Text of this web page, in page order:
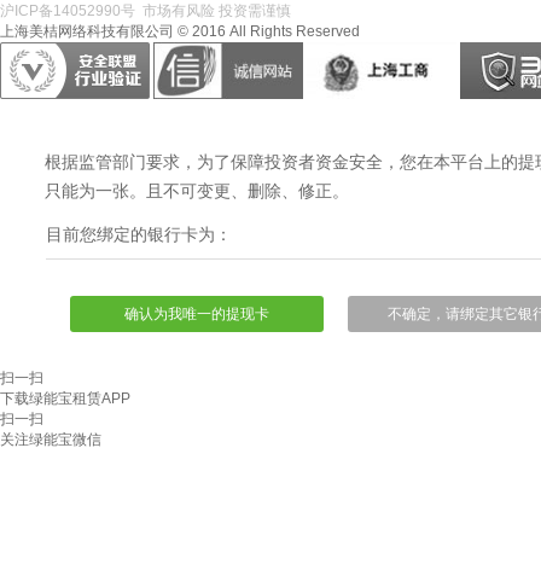
沪ICP备14052990号 市场有风险 投资需谨慎
上海美桔网络科技有限公司 © 2016 All Rights Reserved
根据监管部门要求，为了保障投资者资金安全，您在本平台上的提
只能为一张。且不可变更、删除、修正。
目前您绑定的银行卡为：
确认为我唯一的提现卡 不确定，请绑定其它银
扫一扫
下载绿能宝租赁APP
扫一扫
关注绿能宝微信